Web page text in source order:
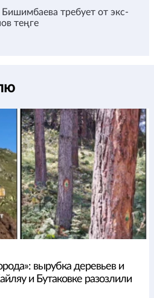
требует от экс-
теңге
вырубка деревьев и
и Бутаковке разозлили